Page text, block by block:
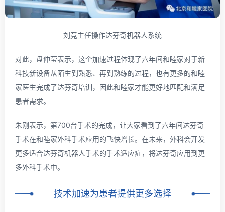
刘竞主任操作达芬奇机器人系统
对此，盘仲莹表示，这个加速过程体现了六年间和睦家对于新
科技新设备从陌生到熟悉、再到熟练的过程，也有更多的和睦
家医生完成了达芬奇培训，因此和睦家才能更好地匹配和满足
患者需求。
朱刚表示，第700台手术的完成，让大家看到了六年间达芬奇
手术在和睦家外科手术应用的飞快增长。在未来，外科会开发
更多适合达芬奇机器人手术的手术适应症，将达芬奇应用到更
多外科手术中。
技术加速为患者提供更多选择